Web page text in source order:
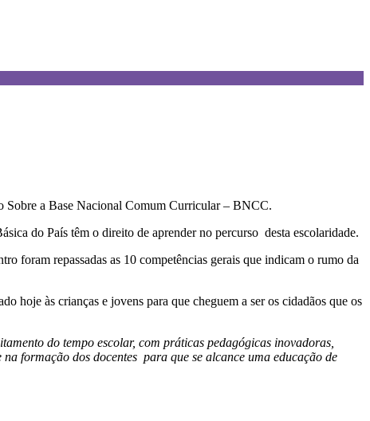
Sobre a Base Nacional Comum Curricular – BNCC.
do País têm o direito de aprender no percurso desta escolaridade.
foram repassadas as 10 competências gerais que indicam o rumo da
hoje às crianças e jovens para que cheguem a ser os cidadãos que os
do tempo escolar, com práticas pedagógicas inovadoras,
formação dos docentes para que se alcance uma educação de